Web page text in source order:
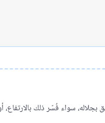
سواء فُسّر ذلك بالارتفاع،